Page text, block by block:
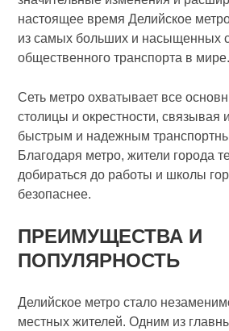
настоящее время Делийское
из самых больших и насыщенных
общественного транспорта в мире.
Сеть метро охватывает все
столицы и окрестности, связывая
быстрым и надежным
Благодаря метро, жители города
добираться до работы и школы
безопаснее.
ПРЕИМУЩЕСТВА И
ПОПУЛЯРНОСТЬ
Делийское метро стало
местных жителей. Одним из